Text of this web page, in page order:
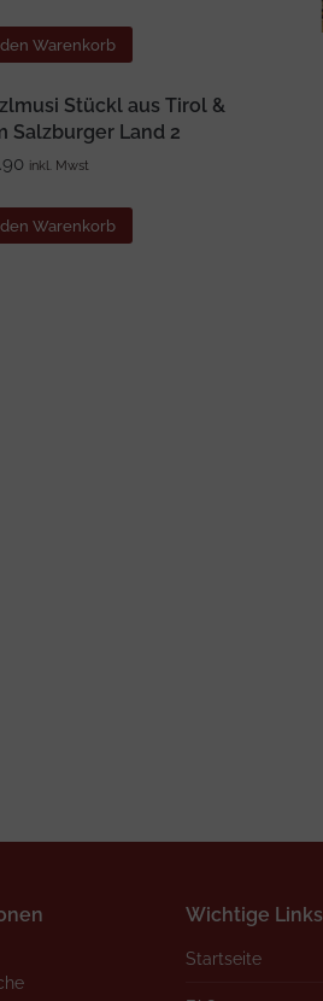
war:
€32.90
ist:
€29.90.
Warenkorb
Stückl aus Tirol &
Salzburger Land 2
inkl. Mwst
Warenkorb
Wichtige Links
Startseite